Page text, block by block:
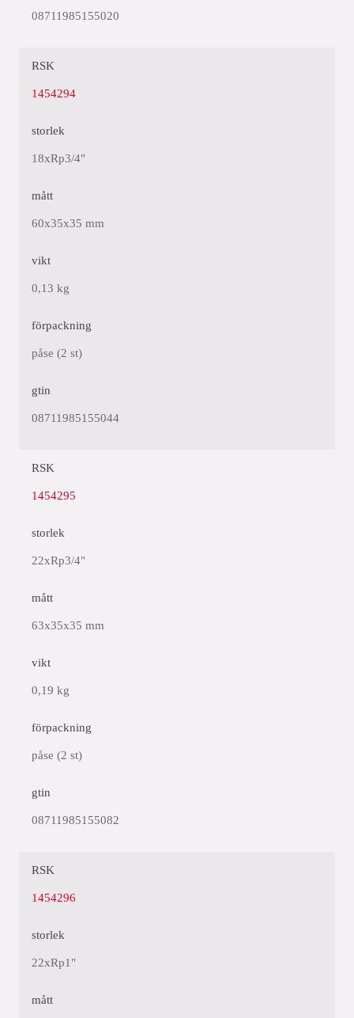
08711985155020
RSK
1454294
storlek
18xRp3/4"
mått
60x35x35 mm
vikt
0,13 kg
förpackning
påse (2 st)
gtin
08711985155044
RSK
1454295
storlek
22xRp3/4"
mått
63x35x35 mm
vikt
0,19 kg
förpackning
påse (2 st)
gtin
08711985155082
RSK
1454296
storlek
22xRp1"
mått